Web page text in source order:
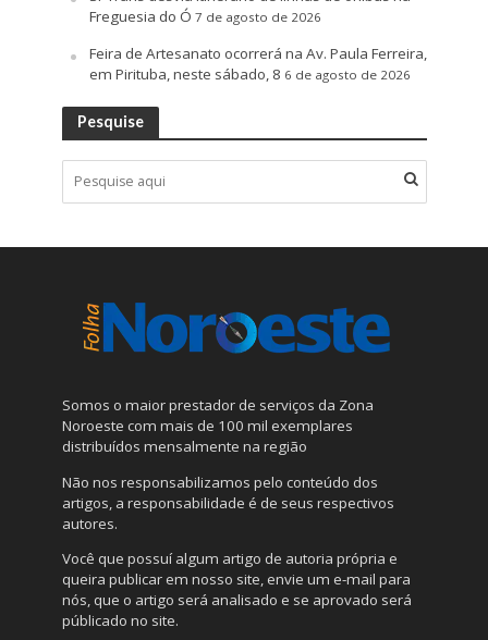
Freguesia do Ó 7 de agosto de 2026
Feira de Artesanato ocorrerá na Av. Paula Ferreira,
em Pirituba, neste sábado, 8 6 de agosto de 2026
Pesquise
Somos o maior prestador de serviços da Zona
Noroeste com mais de 100 mil exemplares
distribuídos mensalmente na região
Não nos responsabilizamos pelo conteúdo dos
artigos, a responsabilidade é de seus respectivos
autores.
Você que possuí algum artigo de autoria própria e
queira publicar em nosso site, envie um e-mail para
nós, que o artigo será analisado e se aprovado será
públicado no site.